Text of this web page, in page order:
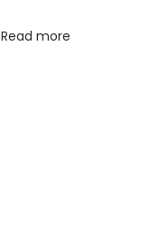
Read more